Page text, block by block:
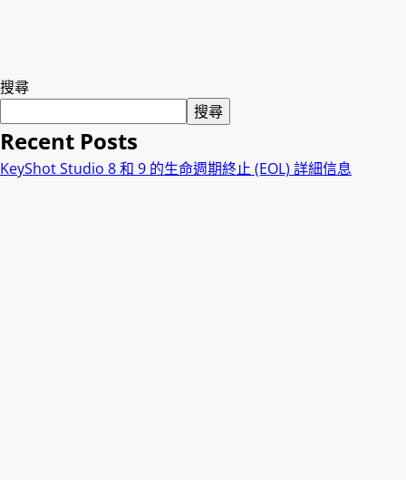
搜尋
搜尋
Recent Posts
KeyShot Studio 8 和 9 的生命週期終止 (EOL) 詳細信息